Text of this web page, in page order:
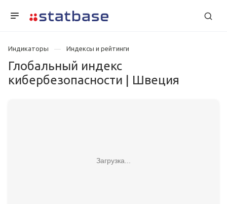
Индикаторы Индексы и рейтинги
Глобальный индекс
кибербезопасности | Швеция
Загрузка...